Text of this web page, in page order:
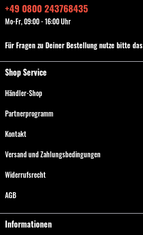
+49 0800 243768435
Mo-Fr, 09:00 - 16:00 Uhr
Für Fragen zu Deiner Bestellung nutze bitte das
Shop Service
Händler-Shop
Partnerprogramm
Kontakt
Versand und Zahlungsbedingungen
Widerrufsrecht
AGB
Informationen